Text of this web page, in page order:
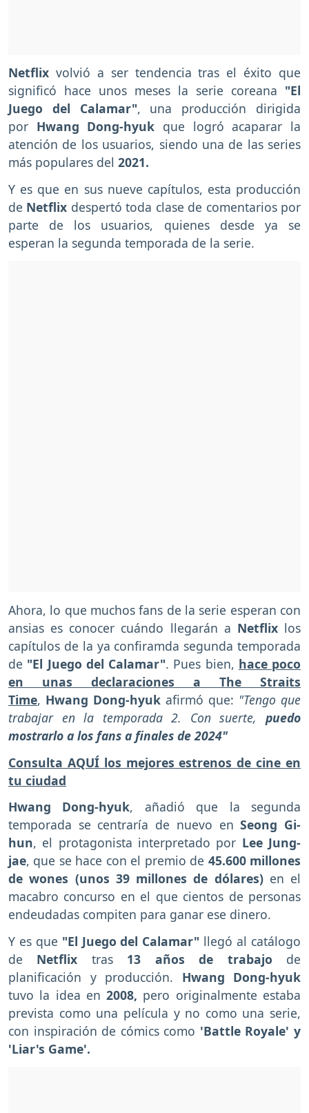
Netflix volvió a ser tendencia tras el éxito que
significó hace unos meses la serie coreana "El
Juego del Calamar", una producción dirigida
por Hwang Dong-hyuk que logró acaparar la
atención de los usuarios, siendo una de las series
más populares del 2021.
Y es que en sus nueve capítulos, esta producción
de Netflix despertó toda clase de comentarios por
parte de los usuarios, quienes desde ya se
esperan la segunda temporada de la serie.
Ahora, lo que muchos fans de la serie esperan con
ansias es conocer cuándo llegarán a Netflixlos
capítulos de la ya confiramda segunda temporada
de "El Juego del Calamar". Pues bien, hace poco
en unas declaraciones a The Straits
Time, Hwang Dong-hyuk afirmó que: "Tengo que
trabajar en la temporada 2. Con suerte,
puedo
mostrarlo a los fans a finales de 2024"
Consulta AQUÍ los mejores estrenos de cine en
tu ciudad
Hwang Dong-hyuk,
añadió que la segunda
temporada se centraría de nuevo enSeong Gi-
hun, el protagonista interpretado por Lee Jung-
jae, que se hace con el premio de 45.600 millones
de wones (unos 39 millones de dólares)en el
macabro concurso en el que cientos de personas
endeudadas compiten para ganar ese dinero.
Y es que "El Juego del Calamar" llegó al catálogo
de Netflix tras 13 años de trabajo de
planificación y producción. Hwang Dong-hyuk
tuvo la idea en 2008, pero originalmente estaba
prevista como una película y no como una serie,
con inspiración de cómics como 'Battle Royale' y
'Liar's Game'.